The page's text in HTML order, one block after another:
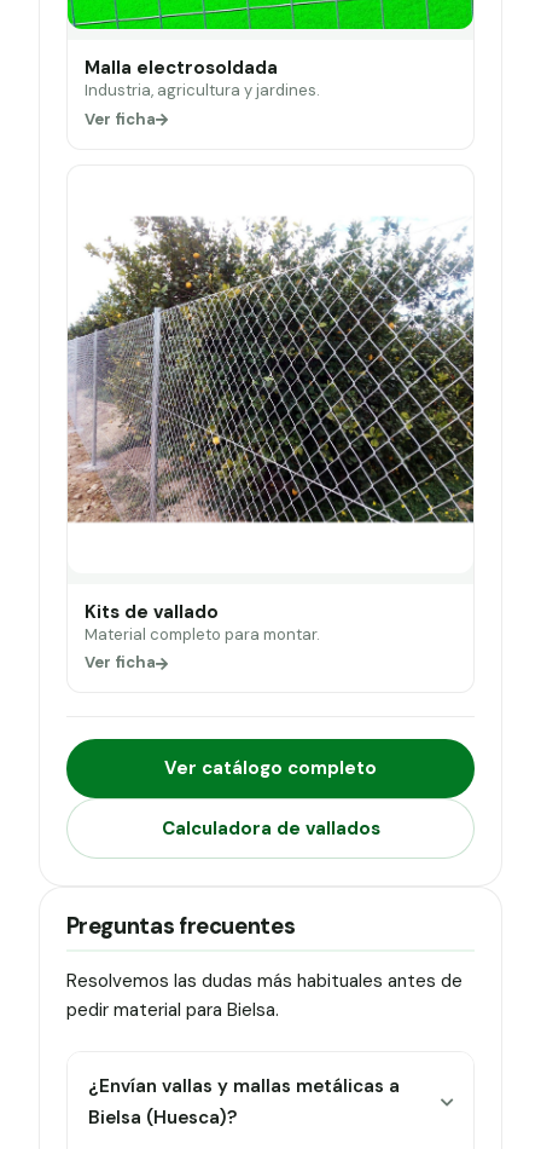
Malla electrosoldada
Industria, agricultura y jardines.
Ver ficha
Kits de vallado
Material completo para montar.
Ver ficha
Ver catálogo completo
Calculadora de vallados
Preguntas frecuentes
Resolvemos las dudas más habituales antes de
pedir material para Bielsa.
¿Envían vallas y mallas metálicas a
Bielsa (Huesca)?